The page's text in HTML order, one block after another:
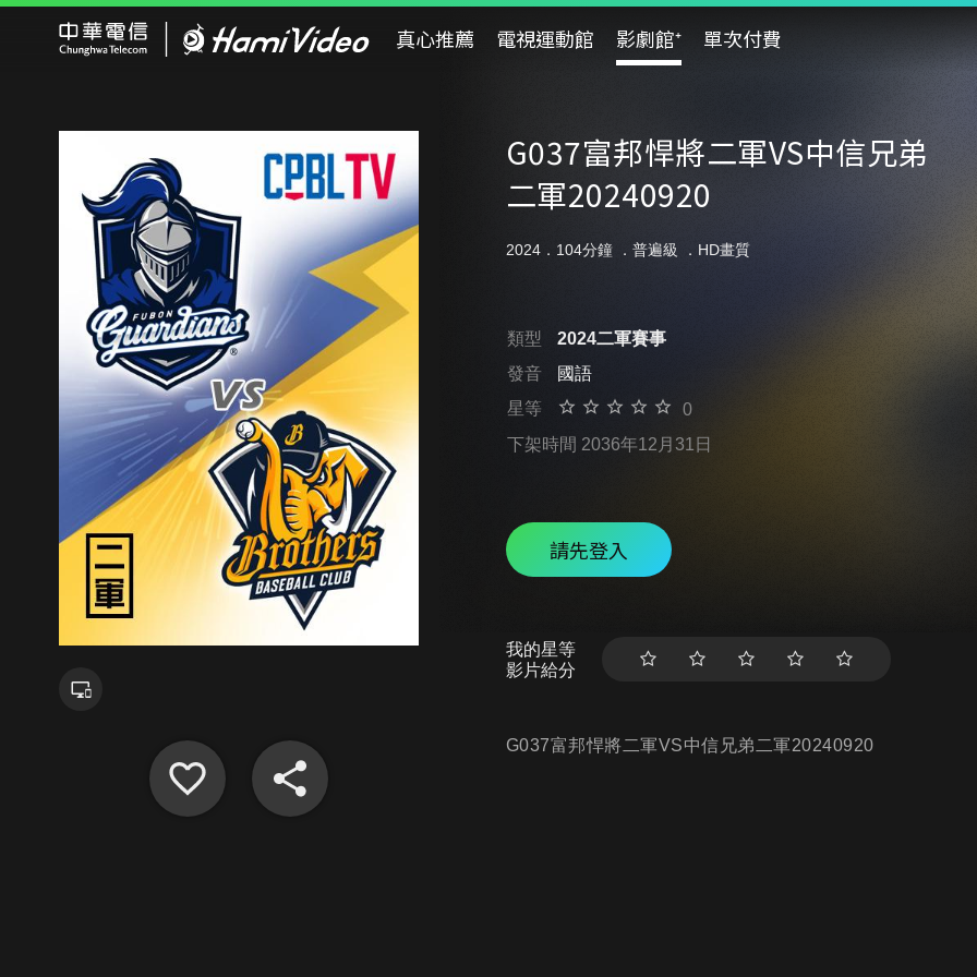
真心推薦 電視運動館 影劇館⁺ 單次付費
G037富邦悍將二軍VS中信兄弟
二軍20240920
2024．104分鐘 ． 普遍級 ．HD畫質
類型
2024二軍賽事
發音
國語
星等
0
下架時間 2036年12月31日
請先登入
我的星等
影片給分
G037富邦悍將二軍VS中信兄弟二軍20240920